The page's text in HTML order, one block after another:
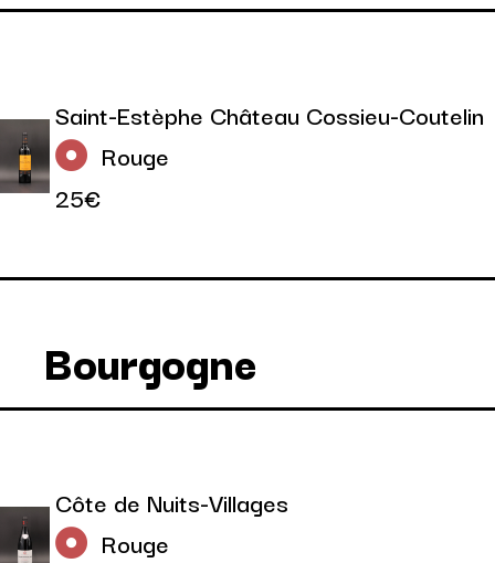
Saint-Estèphe Château Cossieu-Coutelin
Rouge
25€
Bourgogne
Côte de Nuits-Villages
Rouge